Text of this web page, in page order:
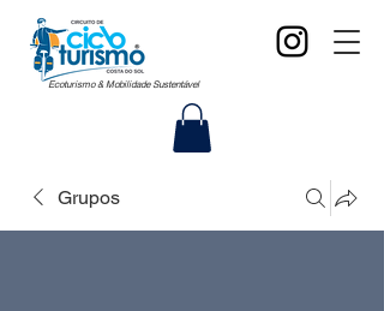
Ecoturismo & Mobilidade Sustentável
Grupos